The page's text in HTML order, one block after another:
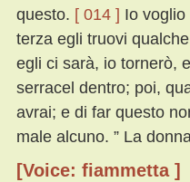
questo. [ 014 ] Io
terza egli truovi
egli ci sarà, io tornerò,
serracel dentro; poi,
avrai; e di far questo
male alcuno. ” La
[Voice: fiammetta ]